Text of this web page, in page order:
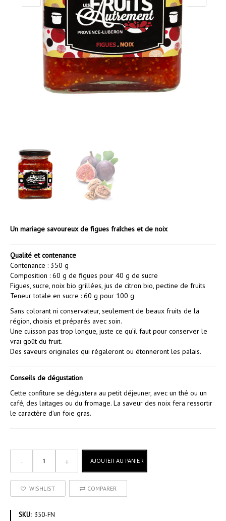
Un mariage savoureux de figues fraîches et de noix
Qualité et contenance
Contenance : 350 g
Composition : 60 g de figues pour 40 g de sucre
Figues, sucre, noix bio grillées, jus de citron bio, pectine de fruits
Teneur totale en sucre : 60 g pour 100 g
Sans colorant ni conservateur, seulement de beaux fruits de la
région, choisis et préparés avec soin.
Une cuisson pas trop longue, juste ce qu’il faut pour conserver le
vrai goût du fruit.
Des saveurs originales qui régaleront ou étonneront les palais.
Conseils de dégustation
Cette confiture se dégustera au petit déjeuner, avec un thé ou un
café, des laitages ou du fromage. La saveur des noix fera ressortir
le caractère d’un foie gras.
AJOUTER AU PANIER
WISHLIST COMPARER
SKU: 350-FN